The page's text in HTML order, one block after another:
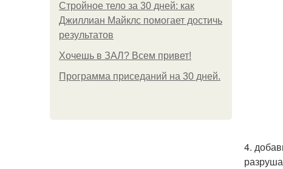
Стройное тело за 30 дней: как
Джиллиан Майклс помогает достичь
результатов
Хочешь в ЗАЛ? Всем привет!
Программа приседаний на 30 дней.
4.